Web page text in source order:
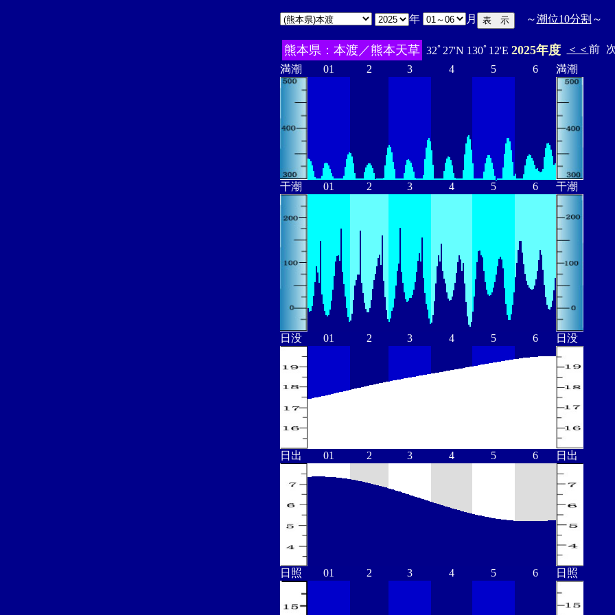
年 月 ～潮位10分割 ～
熊本県：本渡／熊本天草 32ﾟ27'N 130ﾟ12'E 2025年度 ＜＜ 前
満潮
01 2 3 4 5 6 満潮
干潮 01 2 3 4 5 6 干潮
日没 01 2 3 4 5 6 日没
日出 01 2 3 4 5 6 日出
日照 01 2 3 4 5 6 日照